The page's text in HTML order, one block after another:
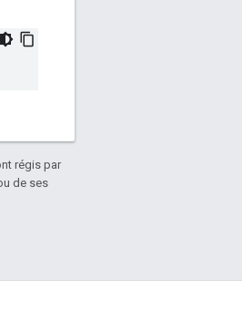
régis par
de ses